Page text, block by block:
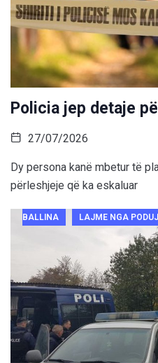
Policia jep detaje
27/07/2026
Dy persona kanë mbetur të
përleshjeje që ka eskaluar
BALLINA LAJME NGA